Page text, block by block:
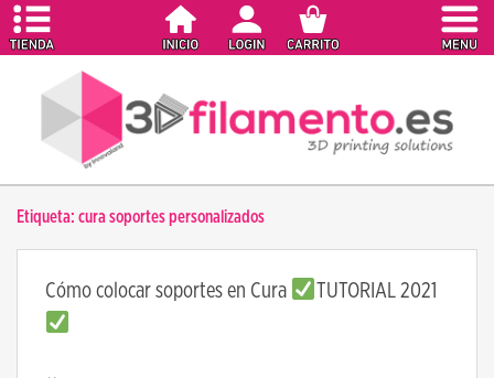
Etiqueta: cura soportes personalizados
Cómo colocar soportes en Cura TUTORIAL 2021